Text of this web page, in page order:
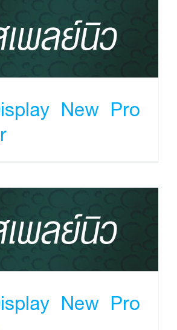
New Pro
New Pro